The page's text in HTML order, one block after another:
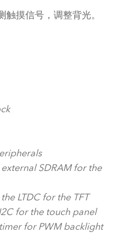
触摸信号，调整背光。
SDRAM for the
LTDC for the TFT
for the touch panel
for PWM backlight